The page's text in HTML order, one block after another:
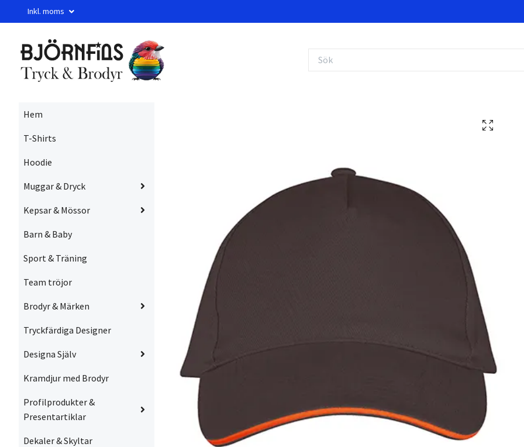
Inkl. moms
Hem
T-Shirts
Hoodie
Muggar & Dryck
Kepsar & Mössor
Barn & Baby
Sport & Träning
Team tröjor
Brodyr & Märken
Tryckfärdiga Designer
Designa Själv
Kramdjur med Brodyr
Profilprodukter &
Presentartiklar
Dekaler & Skyltar